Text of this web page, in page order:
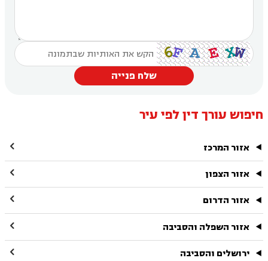
שלח פנייה
חיפוש עורך דין לפי עיר
אזור המרכז 
אזור הצפון 
אזור הדרום 
אזור השפלה והסביבה 
ירושלים והסביבה 